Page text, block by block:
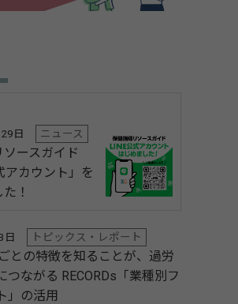
日 ニュース
ースガイド
アカウント」を
！
日 トピックス・レポート
との特徴を知ることが、過労
つながる RECORDs「業種別フ
」の活用